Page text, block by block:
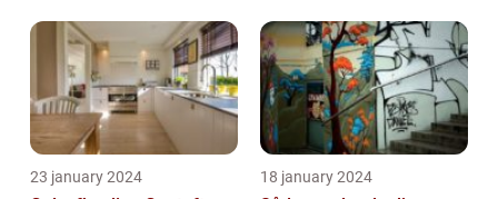
23 january 2024 18 january 2024